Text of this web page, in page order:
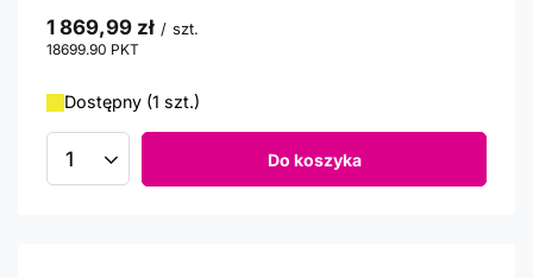
1 869,99 zł / szt.
18699.90 PKT
Dostępny (1 szt.)
Ilość produktów Do koszyka